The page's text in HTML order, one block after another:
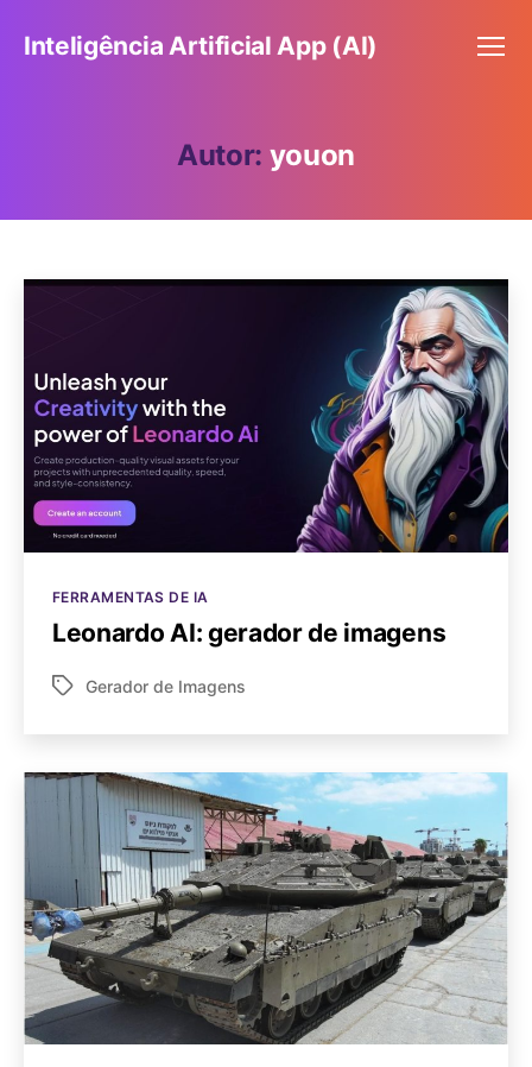
Inteligência Artificial App (AI)
Autor: youon
Categorias
FERRAMENTAS DE IA
Leonardo AI: gerador de imagens
TagsGerador de Imagens